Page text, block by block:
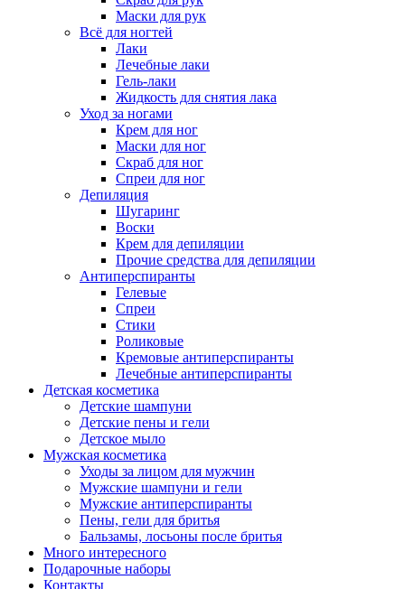
Маски для рук
Всё для ногтей
Лаки
Лечебные лаки
Гель-лаки
Жидкость для снятия лака
Уход за ногами
Крем для ног
Маски для ног
Скраб для ног
Спреи для ног
Депиляция
Шугаринг
Воски
Крем для депиляции
Прочие средства для депиляции
Антиперспиранты
Гелевые
Спреи
Стики
Роликовые
Кремовые антиперспиранты
Лечебные антиперспиранты
Детская косметика
Детские шампуни
Детские пены и гели
Детское мыло
Мужская косметика
Уходы за лицом для мужчин
Мужские шампуни и гели
Мужские антиперспиранты
Пены, гели для бритья
Бальзамы, лосьоны после бритья
Много интересного
Подарочные наборы
Контакты